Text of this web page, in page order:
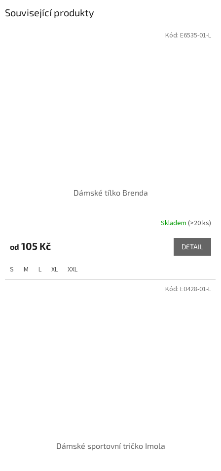
Související produkty
Dámské tílko Brenda
Skladem (>20 ks)
od 105 Kč DETAIL
S M L XL XXL
Kód: E6535-01-L
Dámské sportovní tričko Imola
Kód: E0428-01-L